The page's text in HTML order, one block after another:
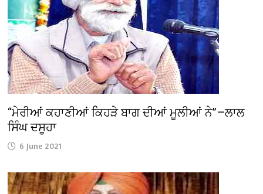
“ਮੇਰੀਆਂ ਕਹਾਣੀਆਂ ਕਿਹੜੇ ਬਾਗ ਦੀਆਂ ਮੂਲੀਆਂ ਨੇ”—ਲਾਲ
ਸਿੰਘ ਦਸੂਹਾ
6 June 2021